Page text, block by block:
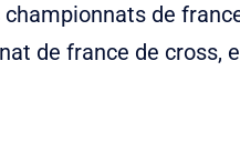
de
de france de cross,